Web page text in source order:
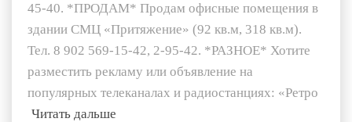
45-40. *ПРОДАМ* Продам офисные помещения в
здании СМЦ «Притяжение» (92 кв.м, 318 кв.м).
Тел. 8 902 569-15-42, 2-95-42. *РАЗНОЕ* Хотите
разместить рекламу или объявление на
популярных телеканалах и радиостанциях: «Ретро
Читать дальше